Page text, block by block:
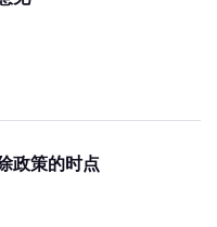
政策的时点